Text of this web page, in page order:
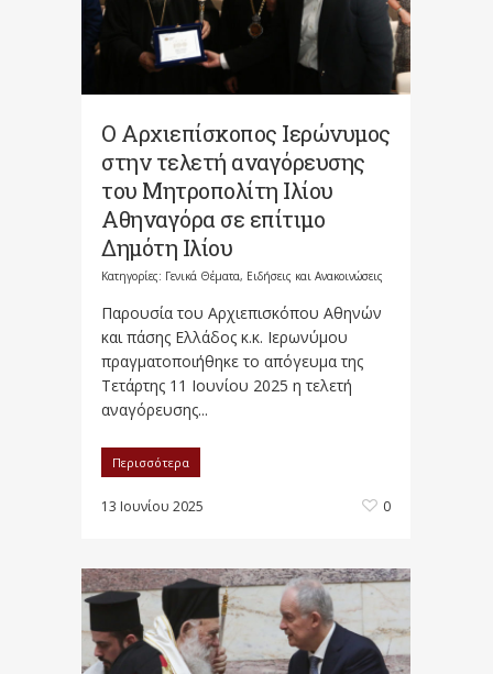
Ο Αρχιεπίσκοπος Ιερώνυμος
στην τελετή αναγόρευσης
του Μητροπολίτη Ιλίου
Αθηναγόρα σε επίτιμο
Δημότη Ιλίου
Κατηγορίες: Γενικά Θέματα, Ειδήσεις και Ανακοινώσεις
Παρουσία του Αρχιεπισκόπου Αθηνών
και πάσης Ελλάδος κ.κ. Ιερωνύμου
πραγματοποιήθηκε το απόγευμα της
Τετάρτης 11 Ιουνίου 2025 η τελετή
αναγόρευσης...
Περισσότερα
13 Ιουνίου 2025 0